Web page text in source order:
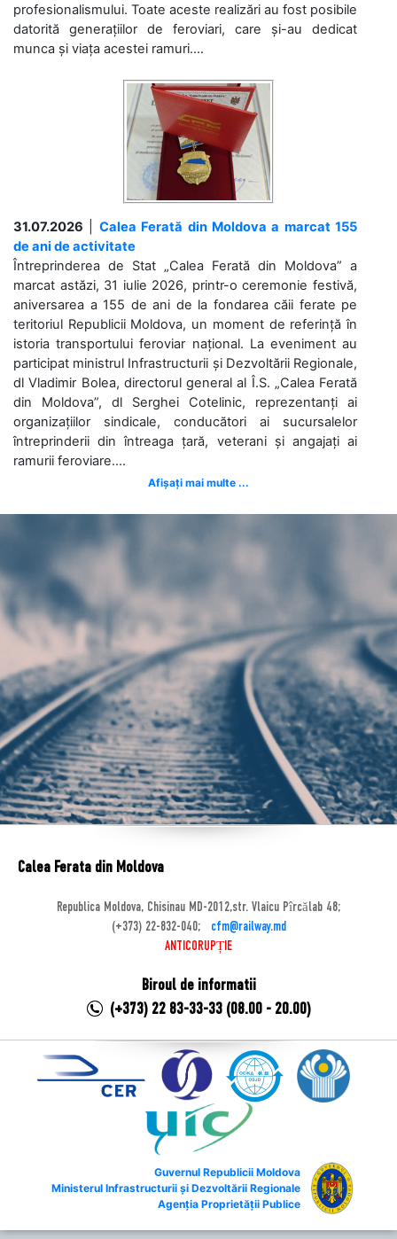
profesionalismului. Toate aceste realizări au fost posibile
datorită generațiilor de feroviari, care și-au dedicat
munca și viața acestei ramuri....
31.07.2026
Calea Ferată din Moldova a marcat 155
de ani de activitate
Întreprinderea de Stat „Calea Ferată din Moldova” a
marcat astăzi, 31 iulie 2026, printr-o ceremonie festivă,
aniversarea a 155 de ani de la fondarea căii ferate pe
teritoriul Republicii Moldova, un moment de referință în
istoria transportului feroviar național. La eveniment au
participat ministrul Infrastructurii și Dezvoltării Regionale,
dl Vladimir Bolea, directorul general al Î.S. „Calea Ferată
din Moldova”, dl Serghei Cotelinic, reprezentanți ai
organizațiilor sindicale, conducători ai sucursalelor
întreprinderii din întreaga țară, veterani și angajați ai
ramurii feroviare....
Afișați mai multe ...
Calea Ferata din Moldova
Republica Moldova, Chisinau MD-2012,str. Vlaicu Pîrcălab 48;
(+373) 22-832-040;
cfm@railway.md
ANTICORUPȚIE
Biroul de informatii
(+373) 22 83-33-33 (08.00 - 20.00)
Guvernul Republicii Moldova
Ministerul Infrastructurii și Dezvoltării Regionale
Agenția Proprietății Publice